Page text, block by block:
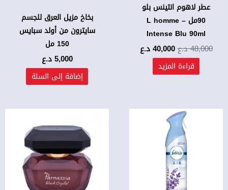
عطر لاهوم انتينس بلو
90مل – L homme
Intense Blu 90ml
48,000د.ع40,000د.ع
قراءة المزيد
بخاخ مزيل العرق للجسم
سايترون من أولد سبايس
150 مل
5,000د.ع
إضافة إلى السلة